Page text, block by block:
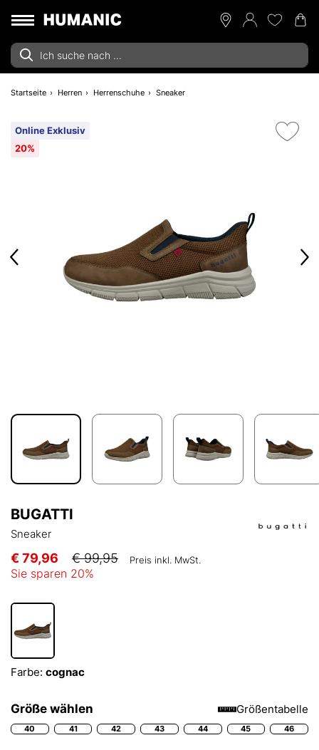
Startseite Herren Herrenschuhe Sneaker
Online Exklusiv
20%
BUGATTI
Sneaker
€ 79,96 € 99,95 Preis inkl. MwSt.
Sie sparen 20%
Farbe: cognac
Größe wählen Größentabelle
40 41 42 43 44 45 46